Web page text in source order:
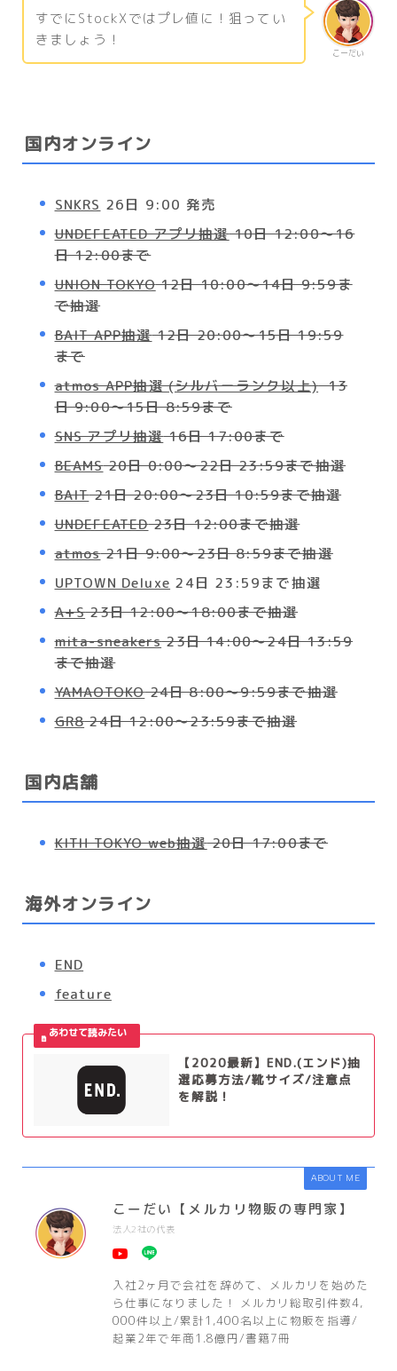
こーだい
すでにStockXではプレ値に！狙ってい
きましょう！
国内オンライン
SNKRS 26日 9:00 発売
UNDEFEATED アプリ抽選10日 12:00～16
日 12:00まで
UNION TOKYO12日 10:00～14日 9:59ま
で抽選
BAIT APP抽選12日 20:00～15日 19:59
まで
atmos APP抽選 (シルバーランク以上)13
日 9:00〜15日 8:59まで
SNS アプリ抽選16日 17:00まで
BEAMS20日 0:00～22日 23:59まで抽選
BAIT21日 20:00～23日 10:59まで抽選
UNDEFEATED23日 12:00まで抽選
atmos21日 9:00～23日 8:59まで抽選
UPTOWN Deluxe 24日 23:59まで抽選
A+S23日 12:00～18:00まで抽選
mita-sneakers23日 14:00～24日 13:59
まで抽選
YAMAOTOKO24日 8:00～9:59まで抽選
GR824日 12:00～23:59まで抽選
国内店舗
KITH TOKYO web抽選20日 17:00まで
海外オンライン
END
feature
【2020最新】END.(エンド)抽
選応募方法/靴サイズ/注意点
を解説！
ABOUT ME
こーだい【メルカリ物販の専門家】
法人2社の代表
入社2ヶ月で会社を辞めて、メルカリを始めた
ら仕事になりました！ メルカリ総取引件数4,
000件以上/累計1,400名以上に物販を指導/
起業2年で年商1.8億円/書籍7冊